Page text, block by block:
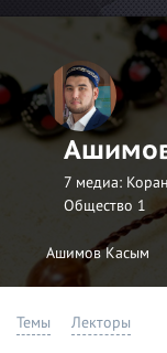
7 медиа:
Общество 1
Ашимов Касым
Темы Лекторы